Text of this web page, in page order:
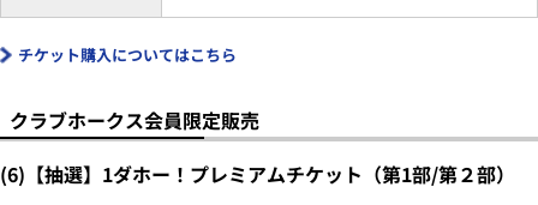
チケット購入についてはこちら
クラブホークス会員限定販売
(6)【抽選】1ダホー！プレミアムチケット（第1部/第２部）